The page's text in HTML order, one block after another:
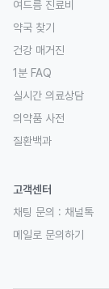
여드름 진료비
약국 찾기
건강 매거진
1분 FAQ
실시간 의료상담
의약품 사전
질환백과
고객센터
채팅 문의 : 채널톡
메일로 문의하기